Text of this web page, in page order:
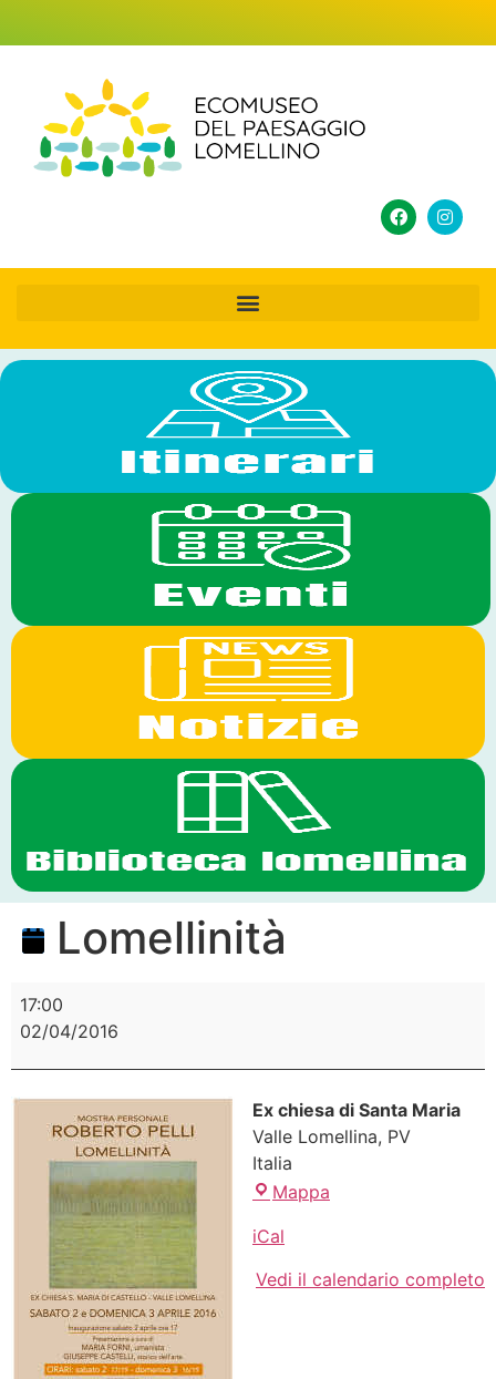
Lomellinità
17:00
02/04/2016
Ex chiesa di Santa Maria
Valle Lomellina, PV
Italia
Mappa
iCal
Vedi il calendario completo